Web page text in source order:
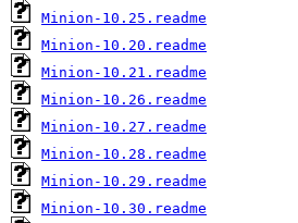
Minion-10.25.readme
Minion-10.20.readme
Minion-10.21.readme
Minion-10.26.readme
Minion-10.27.readme
Minion-10.28.readme
Minion-10.29.readme
Minion-10.30.readme